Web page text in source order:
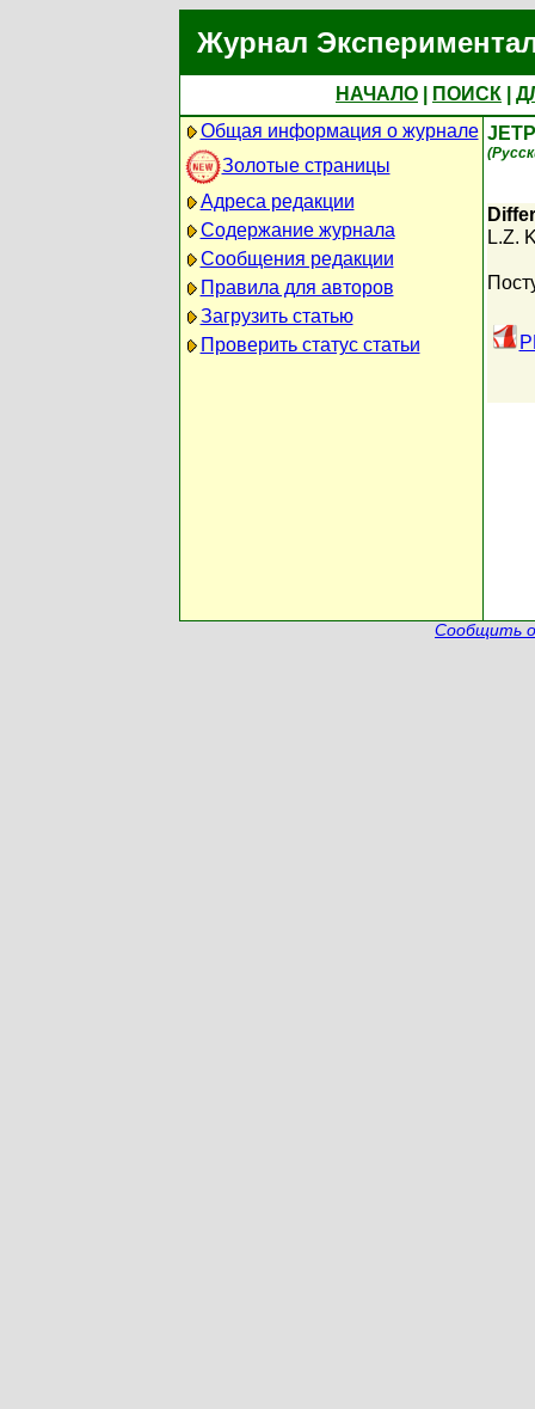
Журнал
НАЧАЛО ПОИСК
Общая информация о журнале
Золотые страницы
Адреса редакции
Содержание журнала
Сообщения редакции
Правила для авторов
Загрузить статью
Проверить статус статьи
L.Z.
Сообщить о